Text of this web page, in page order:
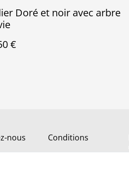
Doré et noir avec arbre
€
nous Conditions